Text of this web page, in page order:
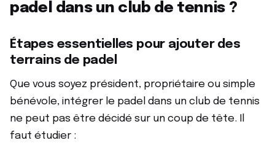
padel dans un club de tennis ?
Étapes essentielles pour ajouter des
terrains de padel
Que vous soyez président, propriétaire ou simple
bénévole, intégrer le padel dans un club de tennis
ne peut pas être décidé sur un coup de tête. Il
faut étudier :